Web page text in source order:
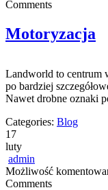
Comments
Motoryzacja
Landworld to centrum
po bardziej
Nawet drobne oznaki
Categories: Blog
17
luty
admin
Możliwość
Comments